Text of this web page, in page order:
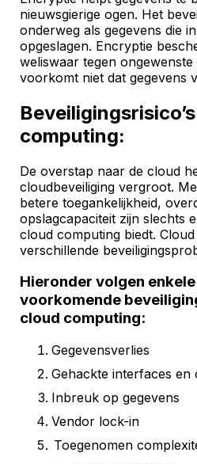
nieuwsgierige ogen. Het
onderweg als gegevens die
opgeslagen. Encryptie
weliswaar tegen
voorkomt niet dat gegevens
computing:
De overstap naar de cloud
cloudbeveiliging vergroot.
betere toegankelijkheid,
opslagcapaciteit zijn slechts
cloud computing biedt.
verschillende
Hieronder volgen
voorkomende
cloud computing:
Gegevensverlies
Gehackte interfaces en
Inbreuk op gegevens
Vendor lock-in
Toegenomen